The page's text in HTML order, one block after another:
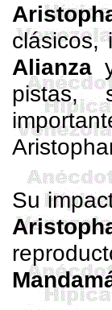
clásicos,
Alianza
pistas,
Su